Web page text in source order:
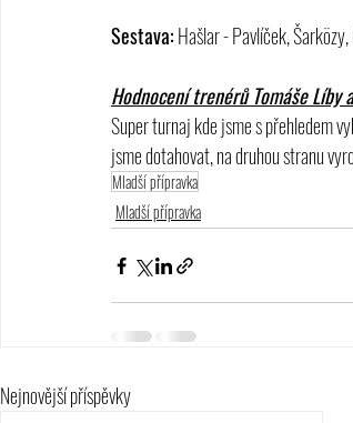
Sestava: Hašlar - Pavlíček,
Hodnocení trenérů Tomáše Líby
Super turnaj kde jsme s přehledem
jsme dotahovat, na druhou stranu
Mladší přípravka
Mladší přípravka
Nejnovější příspěvky